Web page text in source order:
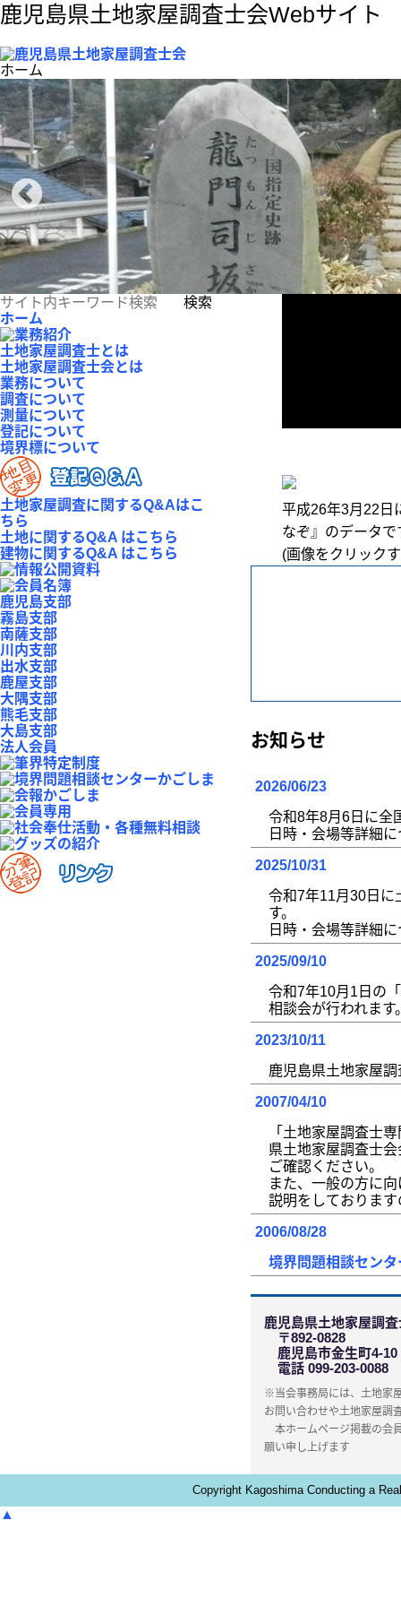
鹿児島県土地家屋調査士会Webサイト
ホーム
検索
ホーム
土地家屋調査士とは
土地家屋調査士会とは
業務について
調査について
測量について
登記について
境界標について
土地家屋調査に関するQ&Aはこ
ちら
土地に関するQ&A はこちら
建物に関するQ&A はこちら
鹿児島支部
霧島支部
南薩支部
川内支部
出水支部
鹿屋支部
大隅支部
熊毛支部
大島支部
法人会員
平成26年3月22日
なぞ』のデータ
(画像をクリック
お知らせ
2026/06/23
令和8年8月 6 日に全
日時・会場等詳細
2025/10/31
令和7年11月30日に
す。
日時・会場等詳細
2025/09/10
令和7年10月1日の
相談会が行われま
2023/10/11
鹿児島県土地家屋
2007/04/10
「土地家屋調査士
県土地家屋調査士
ご確認ください。
また、一般の方に向
説明をしておりま
2006/08/28
境界問題相談セン
鹿児島県土地家屋調
〒892-0828
鹿児島市金生町4-10
電話 099-203-0088
※当会事務局には、土地家
お問い合わせや土地家屋調
本ホームページ掲載の会
願い申し上げます
Copyright Kagoshima Conducting a
▲